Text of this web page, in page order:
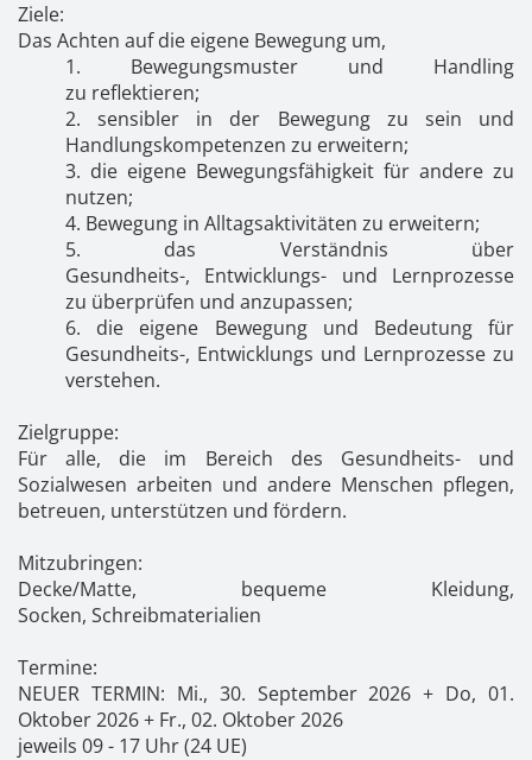
Ziele:
Das Achten auf die eigene Bewegung um,
1. Bewegungsmuster und Handling
zu reflektieren;
2. sensibler in der Bewegung zu sein und
Handlungskompetenzen zu erweitern;
3. die eigene Bewegungsfähigkeit für andere zu
nutzen;
4. Bewegung in Alltagsaktivitäten zu erweitern;
5. das Verständnis über
Gesundheits-, Entwicklungs- und Lernprozesse
zu überprüfen und anzupassen;
6. die eigene Bewegung und Bedeutung für
Gesundheits-, Entwicklungs und Lernprozesse zu
verstehen.
Zielgruppe:
Für alle, die im Bereich des Gesundheits- und
Sozialwesen arbeiten und andere Menschen pflegen,
betreuen, unterstützen und fördern.
Mitzubringen:
Decke/Matte, bequeme Kleidung,
Socken, Schreibmaterialien
Termine:
NEUER TERMIN: Mi., 30. September 2026 + Do, 01.
Oktober 2026 + Fr., 02. Oktober 2026
jeweils 09 - 17 Uhr (24 UE)